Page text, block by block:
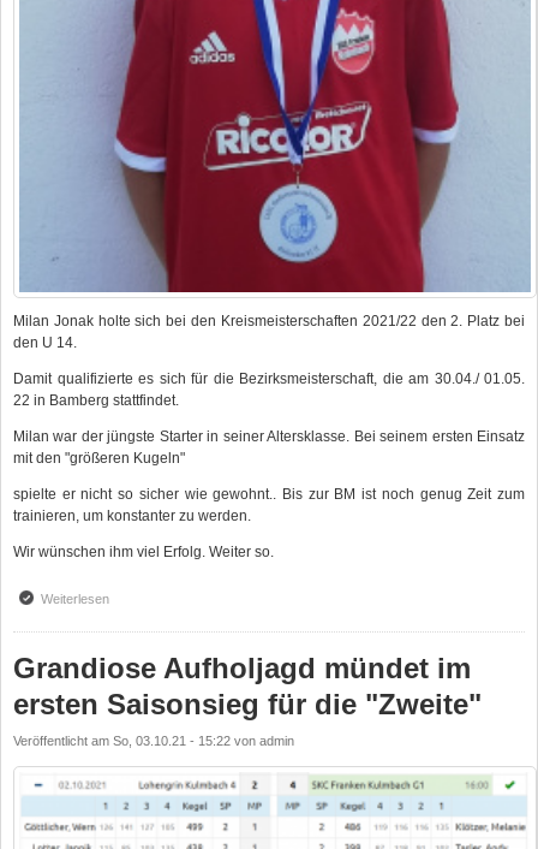
Milan Jonak holte sich bei den Kreismeisterschaften 2021/22 den 2. Platz bei
den U 14.
Damit qualifizierte es sich für die Bezirksmeisterschaft, die am 30.04./ 01.05.
22 in Bamberg stattfindet.
Milan war der jüngste Starter in seiner Altersklasse. Bei seinem ersten Einsatz
mit den "größeren Kugeln"
spielte er nicht so sicher wie gewohnt.. Bis zur BM ist noch genug Zeit zum
trainieren, um konstanter zu werden.
Wir wünschen ihm viel Erfolg. Weiter so.
Weiterlesenüber 2. Platz für Milan Jonak bei den Kreismeisterschaften.
Grandiose Aufholjagd mündet im
ersten Saisonsieg für die "Zweite"
Veröffentlicht am So, 03.10.21 - 15:22 von admin